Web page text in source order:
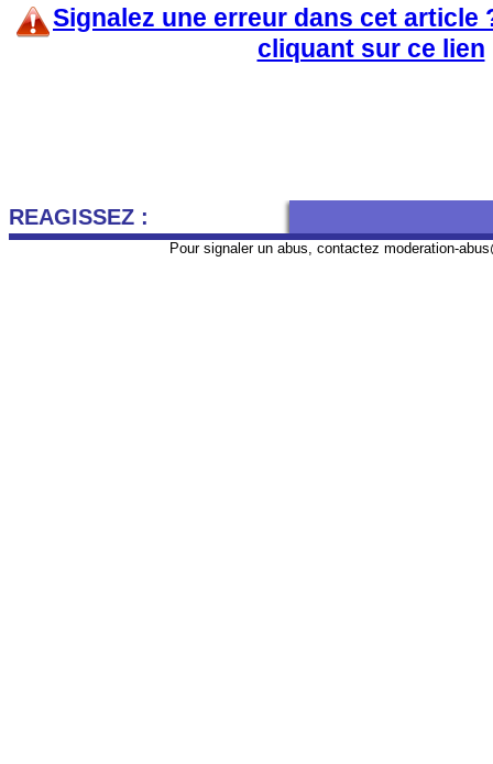
Signalez une erreur dans cet article
cliquant sur ce lien
REAGISSEZ :
Pour signaler un abus, contactez moderation-